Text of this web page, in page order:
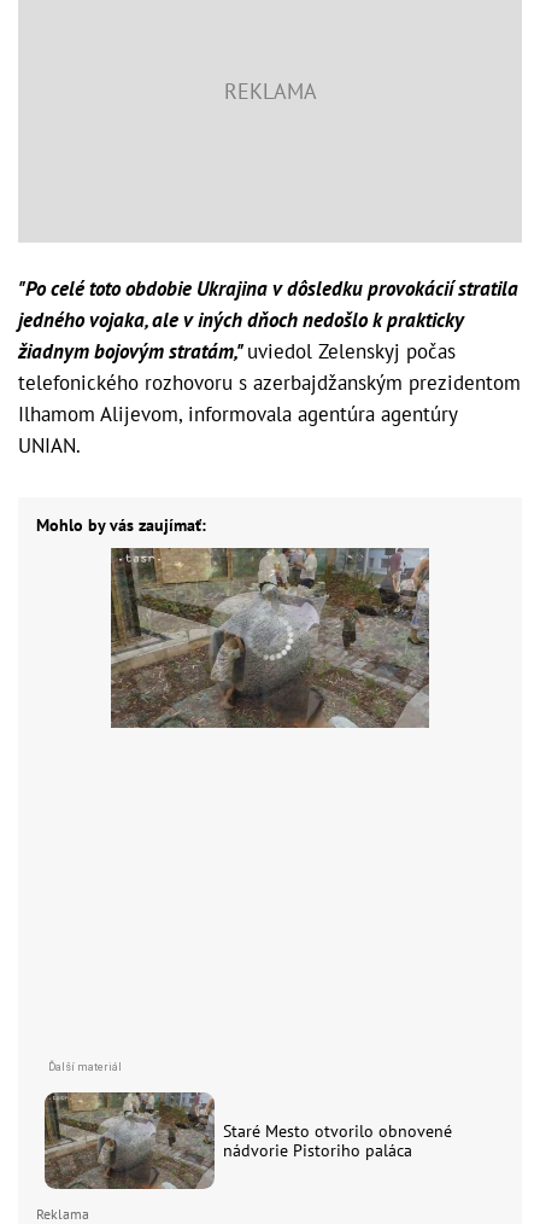
"Po celé toto obdobie Ukrajina v dôsledku provokácií stratila
jedného vojaka, ale v iných dňoch nedošlo k prakticky
žiadnym bojovým stratám,"uviedol Zelenskyj počas
telefonického rozhovoru s azerbajdžanským prezidentom
Ilhamom Alijevom, informovala agentúra agentúry
UNIAN.
Mohlo by vás zaujímať:
Staré Mesto otvorilo obnovené
nádvorie Pistoriho paláca
Reklama